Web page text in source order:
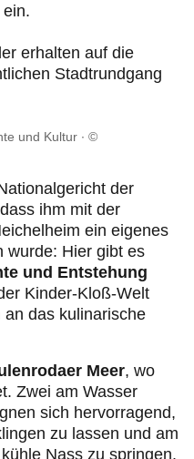
erhalten auf die
Stadtrundgang
und Kultur
©
der
ihm mit der
ein eigenes
wurde: Hier gibt es
und Entstehung
Kinder-Kloß-Welt
das kulinarische
Meer, wo
Zwei am Wasser
sich hervorragend,
zu lassen und am
Nass zu springen.